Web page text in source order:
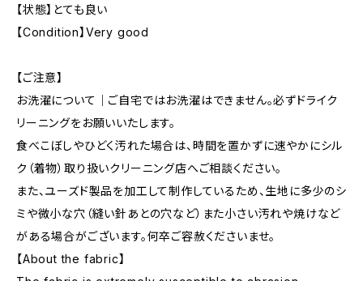
【状態】とても良い
【Condition】Very good
【ご注意】
お洗濯について｜ご自宅ではお洗濯はできません。必ずドライク
リーニングをお願いいたします。
食べこぼしやひどく汚れた場合は、時間を置かずに速やかにシル
ク（着物）取り扱いクリーニング店へご相談ください。
また、ユーズド製品を加工して制作しているため、生地に多少のシ
ミや微小な穴（縫い針あとの穴など）また小さい汚れや焼けなど
がある場合がございます。何卒ご容赦くださいませ。
【About the fabric】